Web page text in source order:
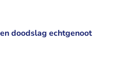
doodslag echtgenoot